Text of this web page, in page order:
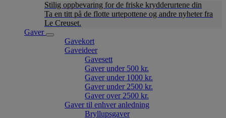
Stilig oppbevaring for de friske krydderurtene din
Ta en titt på de flotte urtepottene og andre nyheter fra
Le Creuset.
Gaver
Gavekort
Gaveideer
Gavesett
Gaver under 500 kr.
Gaver under 1000 kr.
Gaver under 2500 kr.
Gaver over 2500 kr.
Gaver til enhver anledning
Bryllupsgaver